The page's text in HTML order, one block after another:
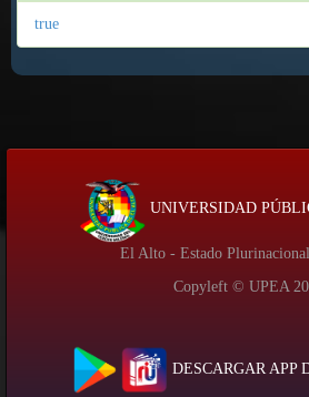
true
UNIVERSIDAD
El Alto - Estado
Copyleft © UPEA
DESCARGAR APP